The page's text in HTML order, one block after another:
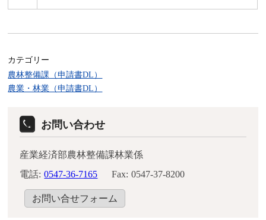
カテゴリー
農林整備課（申請書DL）
農業・林業（申請書DL）
お問い合わせ
産業経済部農林整備課林業係
電話: 0547-36-7165 Fax: 0547-37-8200
お問い合せフォーム